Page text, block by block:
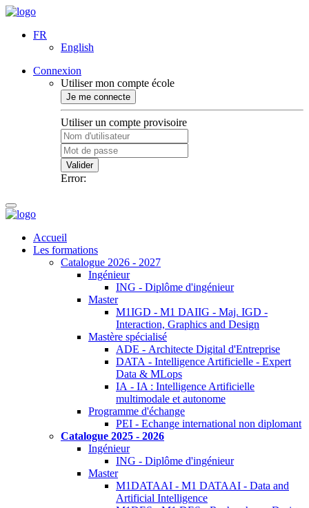
FR
English
Connexion
Utiliser mon compte école
Je me connecte
Utiliser un compte provisoire
Valider
Error:
Accueil
Les formations
Catalogue 2026 - 2027
Ingénieur
ING - Diplôme d'ingénieur
Master
M1IGD - M1 DAIIG - Maj. IGD -
Interaction, Graphics and Design
Mastère spécialisé
ADE - Architecte Digital d'Entreprise
DATA - Intelligence Artificielle - Expert
Data & MLops
IA - IA : Intelligence Artificielle
multimodale et autonome
Programme d'échange
PEI - Echange international non diplomant
Catalogue 2025 - 2026
Ingénieur
ING - Diplôme d'ingénieur
Master
M1DATAAI - M1 DATAAI - Data and
Artificial Intelligence